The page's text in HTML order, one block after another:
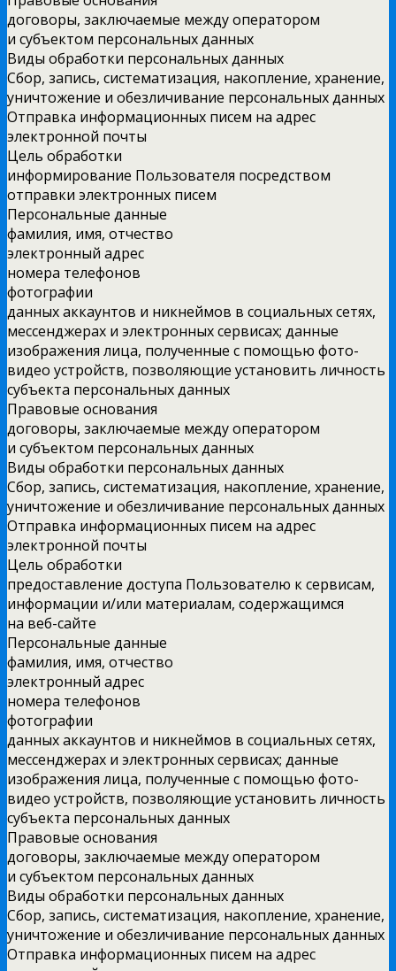
договоры, заключаемые между оператором
и субъектом персональных данных
Виды обработки персональных данных
Сбор, запись, систематизация, накопление, хранение,
уничтожение и обезличивание персональных данных
Отправка информационных писем на адрес
электронной почты
Цель обработки
информирование Пользователя посредством
отправки электронных писем
Персональные данные
фамилия, имя, отчество
электронный адрес
номера телефонов
фотографии
данных аккаунтов и никнеймов в социальных сетях,
мессенджерах и электронных сервисах; данные
изображения лица, полученные с помощью фото-
видео устройств, позволяющие установить личность
субъекта персональных данных
Правовые основания
договоры, заключаемые между оператором
и субъектом персональных данных
Виды обработки персональных данных
Сбор, запись, систематизация, накопление, хранение,
уничтожение и обезличивание персональных данных
Отправка информационных писем на адрес
электронной почты
Цель обработки
предоставление доступа Пользователю к сервисам,
информации и/или материалам, содержащимся
на веб-сайте
Персональные данные
фамилия, имя, отчество
электронный адрес
номера телефонов
фотографии
данных аккаунтов и никнеймов в социальных сетях,
мессенджерах и электронных сервисах; данные
изображения лица, полученные с помощью фото-
видео устройств, позволяющие установить личность
субъекта персональных данных
Правовые основания
договоры, заключаемые между оператором
и субъектом персональных данных
Виды обработки персональных данных
Сбор, запись, систематизация, накопление, хранение,
уничтожение и обезличивание персональных данных
Отправка информационных писем на адрес